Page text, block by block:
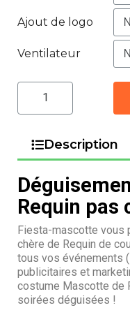
Ajout de logo
Ventilateur
Description
Requin pas
Fiesta-mascotte vous
chère de Requin de
tous vos événements
publicitaires et
costume Mascotte de
soirées déguisées !